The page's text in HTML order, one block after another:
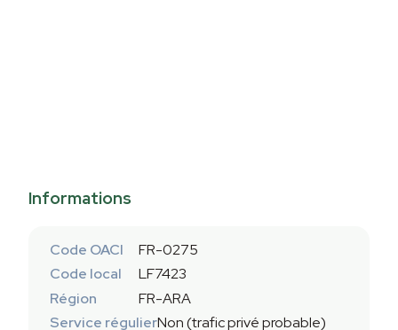
Informations
Code OACI
FR-0275
Code local
LF7423
Région
FR-ARA
Service régulierNon (trafic privé probable)